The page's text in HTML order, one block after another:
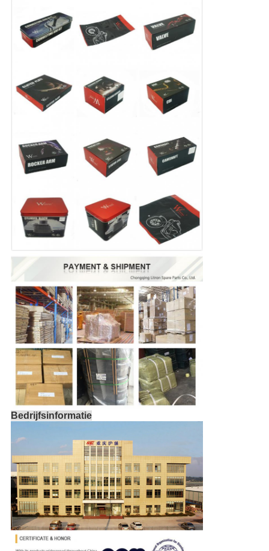
Bedrijfsinformatie